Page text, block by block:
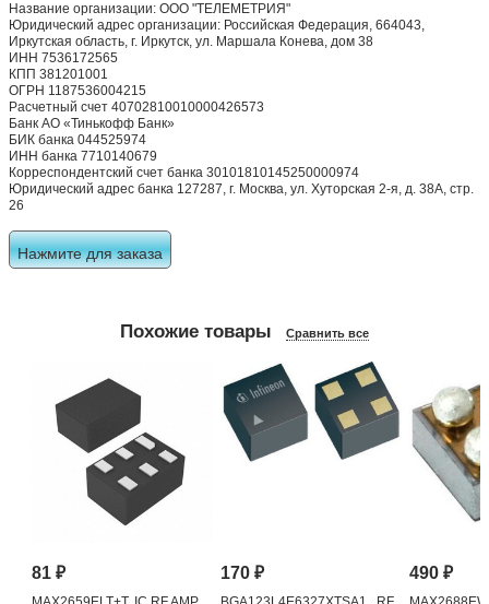
Название организации: ООО "ТЕЛЕМЕТРИЯ"
Юридический адрес организации: Российская Федерация, 664043,
Иркутская область, г. Иркутск, ул. Маршала Конева, дом 38
ИНН 7536172565
КПП 381201001
ОГРН 1187536004215
Расчетный счет 40702810010000426573
Банк АО «Тинькофф Банк»
БИК банка 044525974
ИНН банка 7710140679
Корреспондентский счет банка 30101810145250000974
Юридический адрес банка 127287, г. Москва, ул. Хуторская 2-я, д. 38А, стр.
26
Нажмите для заказа
Похожие товары Сравнить все
81₽ 170₽ 490₽